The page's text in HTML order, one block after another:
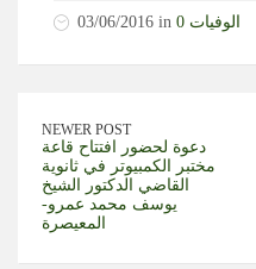
03/06/2016 in الوفيات
NEWER POST
دعوة لحضور افتتاح قاعة
مختبر الكمبيوتر في ثانوية
القاضي الدكتور الشيخ
يوسف محمد عمرو-
المعيصرة